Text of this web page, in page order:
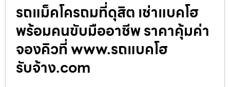
รถแม็คโครถมที่ดุสิต เช่าแบคโฮ
พร้อมคนขับมืออาชีพ ราคาคุ้มค่า
จองคิวที่ www.รถแบคโฮ
รับจ้าง.com